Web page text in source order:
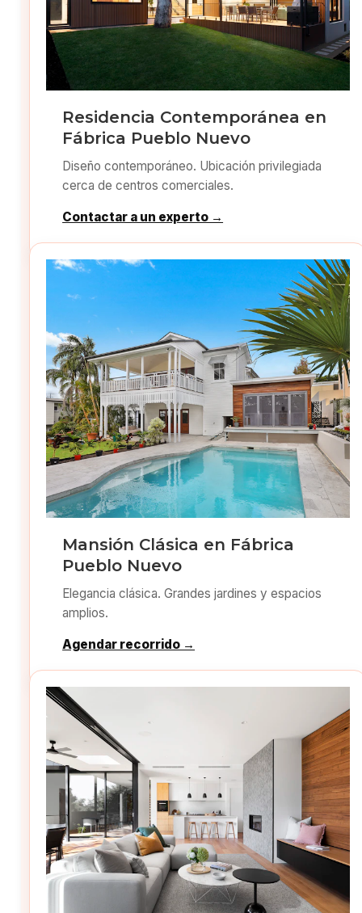
Residencia Contemporánea en
Fábrica Pueblo Nuevo
Diseño contemporáneo. Ubicación privilegiada
cerca de centros comerciales.
Contactar a un experto →
Mansión Clásica en Fábrica
Pueblo Nuevo
Elegancia clásica. Grandes jardines y espacios
amplios.
Agendar recorrido →